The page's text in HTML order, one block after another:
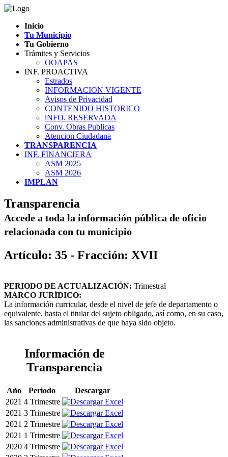
Inicio
Tu Municipio
Tu Gobierno
Trámites y Servicios
OOAPAS
INF. PROACTIVA
Estrados
INFORMACION VIGENTE
Avisos de Privacidad
CONTENIDO HISTORICO
iNFO. RESERVADA
Conv. Obras Publicas
Atencion Ciudadana
TRANSPARENCIA
INF. FINANCIERA
ASM 2025
ASM 2026
IMPLAN
Transparencia
Accede a toda la información pública de oficio
relacionada con tu municipio
Artículo: 35 - Fracción: XVII
PERIODO DE ACTUALIZACIÓN: Trimestral
MARCO JURÍDICO:
La información curricular, desde el nivel de jefe de departamento o
equivalente, hasta el titular del sujeto obligado, así como, en su caso,
las sanciones administrativas de que haya sido objeto.
Información de
Transparencia
Año Periodo
Descargar
2021 4 Trimestre
2021 3 Trimestre
2021 2 Trimestre
2021 1 Trimestre
2020 4 Trimestre